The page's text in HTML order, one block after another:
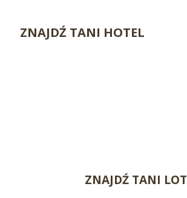
ZNAJDŹ TANI HOTEL
ZNAJDŹ TANI LOT